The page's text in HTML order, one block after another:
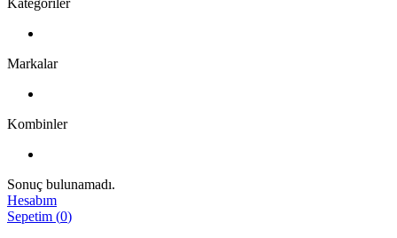
Kategoriler
Markalar
Kombinler
Sonuç bulunamadı.
Hesabım
Sepetim (0)